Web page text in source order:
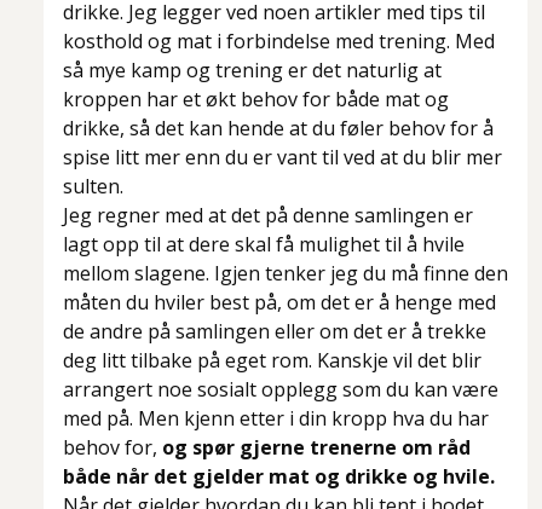
drikke. Jeg legger ved noen artikler med tips til
kosthold og mat i forbindelse med trening. Med
så mye kamp og trening er det naturlig at
kroppen har et økt behov for både mat og
drikke, så det kan hende at du føler behov for å
spise litt mer enn du er vant til ved at du blir mer
sulten.
Jeg regner med at det på denne samlingen er
lagt opp til at dere skal få mulighet til å hvile
mellom slagene. Igjen tenker jeg du må finne den
måten du hviler best på, om det er å henge med
de andre på samlingen eller om det er å trekke
deg litt tilbake på eget rom. Kanskje vil det blir
arrangert noe sosialt opplegg som du kan være
med på. Men kjenn etter i din kropp hva du har
behov for, og spør gjerne trenerne om råd
både når det gjelder mat og drikke og hvile.